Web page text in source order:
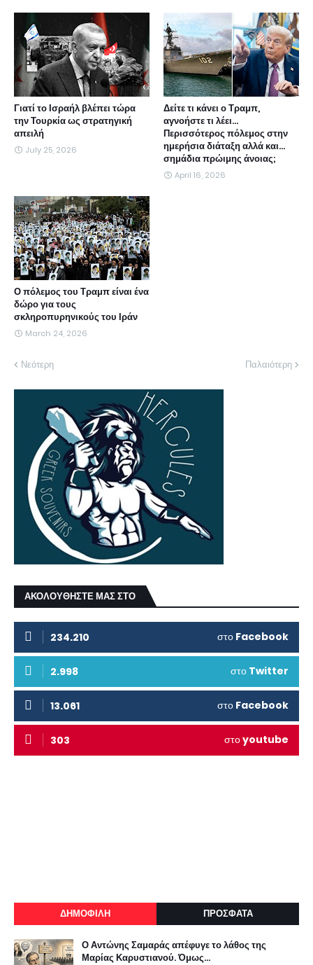
Γιατί το Ισραήλ βλέπει τώρα
την Τουρκία ως στρατηγική
απειλή
July 25, 2026
Δείτε τι κάνει ο Τραμπ,
αγνοήστε τι λέει...
Περισσότερος πόλεμος στην
ημερήσια διάταξη αλλά και...
σημάδια πρώιμης άνοιας;
April 16, 2026
Ο πόλεμος του Τραμπ είναι ένα
δώρο για τους
σκληροπυρηνικούς του Ιράν
March 24, 2026
Νεότερη Παλαιότερη
ΑΚΟΛΟΥΘΗΣΤΕ ΜΑΣ ΣΤΟ
234.210 στο Facebook
2.998 στο Twitter
13.061 στο Facebook
303 στοyoutube
ΔΗΜΟΦΙΛΗ ΠΡΟΣΦΑΤΑ
Ο Αντώνης Σαμαράς απέφυγε το λάθος της
Μαρίας Καρυστιανού. Όμως...